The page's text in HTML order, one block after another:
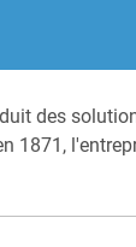
des
1871,